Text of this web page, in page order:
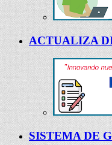
ACTUALIZA
SISTEMA DE